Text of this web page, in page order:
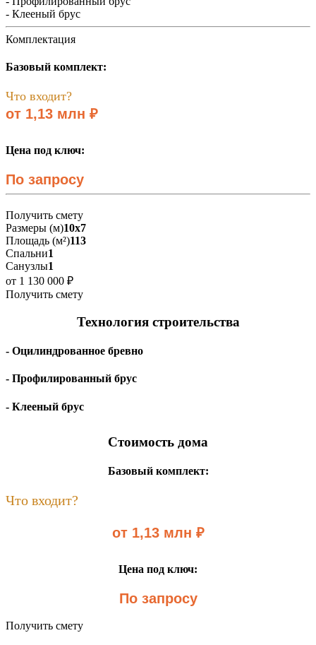
- Клееный брус
Комплектация
Базовый комплект:
Что входит?
от 1,13 млн ₽
Цена под ключ:
По запросу
Получить смету
Размеры (м)10х7
Площадь (м²)113
Спальни1
Санузлы1
от 1 130 000 ₽
Получить смету
Технология строительства
- Оцилиндрованное бревно
- Профилированный брус
- Клееный брус
Стоимость дома
Базовый комплект:
Что входит?
от 1,13 млн ₽
Цена под ключ:
По запросу
Получить смету